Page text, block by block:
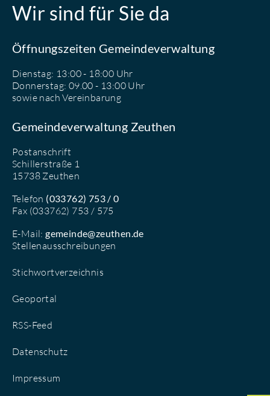
Wir sind für Sie da
Öffnungszeiten Gemeindeverwaltung
Dienstag: 13:00 - 18:00 Uhr
Donnerstag: 09.00 - 13:00 Uhr
sowie nach Vereinbarung
Gemeindeverwaltung Zeuthen
Postanschrift
Schillerstraße 1
15738 Zeuthen
Telefon (033762) 753 / 0
Fax (033762) 753 / 575
E-Mail:gemeinde@zeuthen.de
Stellenausschreibungen
Stichwortverzeichnis
Geoportal
RSS-Feed
Datenschutz
Impressum